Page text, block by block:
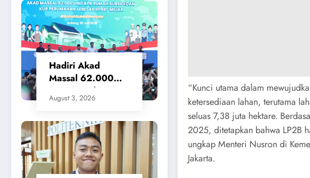
Tanah dan
Peralihan Hak
Hadiri Akad
Massal 62.000
KPR Rumah
Subsidi, Menteri
Tanah Beri
Kepastian bagi
Masyarakat
August 3, 2026
“Kunci utama dalam
ketersediaan lahan, terutama
seluas 7,38 juta hektare.
2025, ditetapkan bahwa LP2B
ungkap Menteri Nusron di
Jakarta.